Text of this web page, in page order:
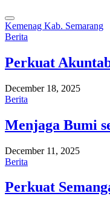
Kemenag Kab. Semarang
Berita
Perkuat
December 18, 2025
Berita
Menjaga Bumi
December 11, 2025
Berita
Perkuat